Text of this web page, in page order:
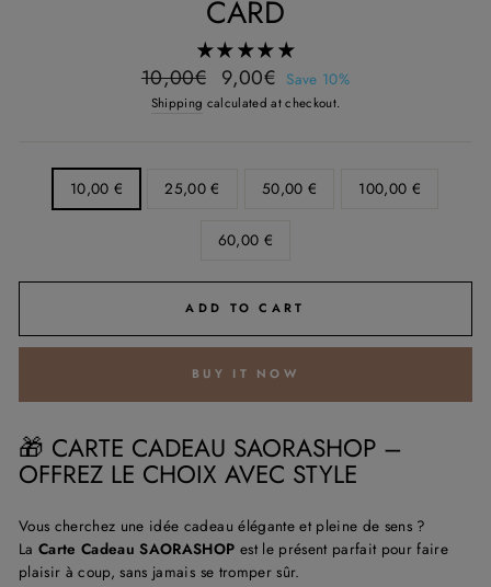
CARD
Regular
price
10,00€
Sale
price
9,00€ Save 10%
Shipping calculated at checkout.
10,00 € 25,00 € 50,00 € 100,00 €
60,00 €
ADD TO CART
BUY IT NOW
🎁 CARTE CADEAU SAORASHOP –
OFFREZ LE CHOIX AVEC STYLE
Vous cherchez une idée cadeau élégante et pleine de sens ?
LaCarte Cadeau SAORASHOP est le présent parfait pour faire
plaisir à coup, sans jamais se tromper sûr.